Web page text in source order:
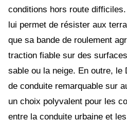
conditions hors route
lui permet de résister aux
que sa bande de roulement
traction fiable sur des
sable ou la neige. En outre, le
de conduite remarquable sur
un choix polyvalent pour les
entre la conduite urbaine et